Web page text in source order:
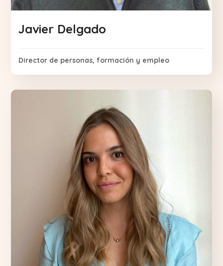
Javier Delgado
Director de personas, formación y empleo